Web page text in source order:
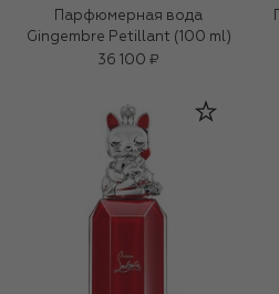
Парфюмерная вода
Gingembre Petillant (100 ml)
36 100 ₽